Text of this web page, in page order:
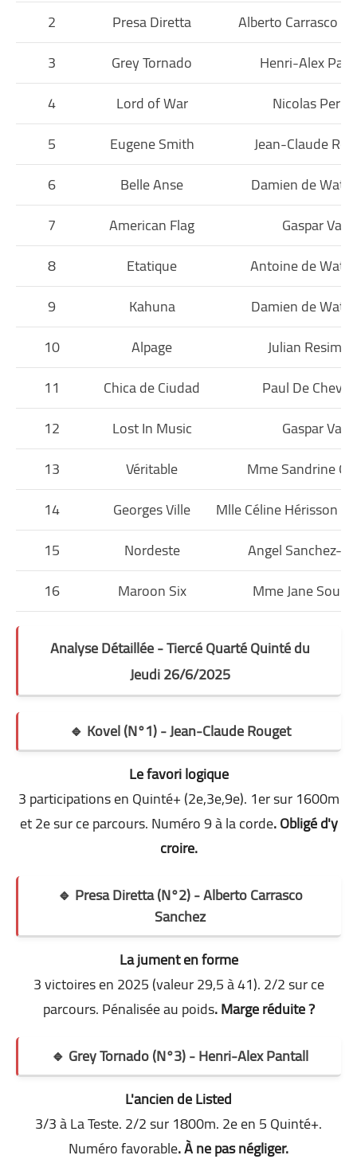
2 Presa Diretta
Alberto Carrasco
3
Grey Tornado
Henri-Alex
4
Lord of War
Nicolas Perret
5
Eugene Smith
Jean-Claude
6
Belle Anse
Damien de
7
American Flag
Gaspar Vaz
8
Etatique
Antoine de
9
Kahuna
Damien de
10
Alpage
Julian
11
Chica de Ciudad
Paul De
12
Lost In Music
Gaspar Vaz
13
Véritable
Mme Sandrine
14
Georges Ville
Mlle Céline Hérisson
15
Nordeste
Angel Sanchez-
16
Maroon Six Mme Jane
Analyse Détaillée - Tiercé Quarté Quinté du
Jeudi 26/6/2025
🔹 Kovel (N°1) - Jean-Claude Rouget
Le favori logique
3 participations en Quinté+ (2e,3e,9e). 1er sur 1600m
et 2e sur ce parcours. Numéro 9 à la corde. Obligé d'y
croire.
🔹 Presa Diretta (N°2) - Alberto Carrasco
Sanchez
La jument en forme
3 victoires en 2025 (valeur 29,5 à 41). 2/2 sur ce
parcours. Pénalisée au poids. Marge réduite ?
🔹 Grey Tornado (N°3) - Henri-Alex Pantall
L'ancien de Listed
3/3 à La Teste. 2/2 sur 1800m. 2e en 5 Quinté+.
Numéro favorable. À ne pas négliger.